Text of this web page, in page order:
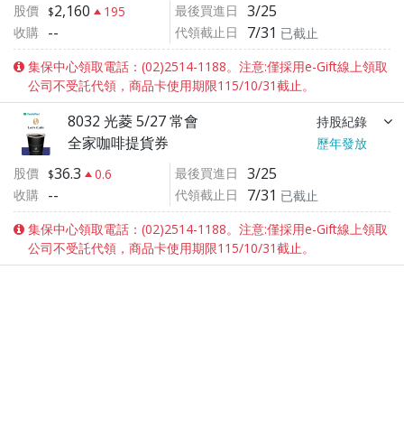
股價
2,160
195
收購 --
最後買進日 3/25
代領截止日 7/31 已截止
集保中心領取電話：(02)2514-1188。注意:僅採用e-Gift線上領取
公司不受託代領，商品卡使用期限115/10/31截止。
8032 光菱 5/27 常會 持股紀錄
全家咖啡提貨券
歷年發放
股價
36.3
0.6
收購 --
最後買進日 3/25
代領截止日 7/31 已截止
集保中心領取電話：(02)2514-1188。注意:僅採用e-Gift線上領取
公司不受託代領，商品卡使用期限115/10/31截止。